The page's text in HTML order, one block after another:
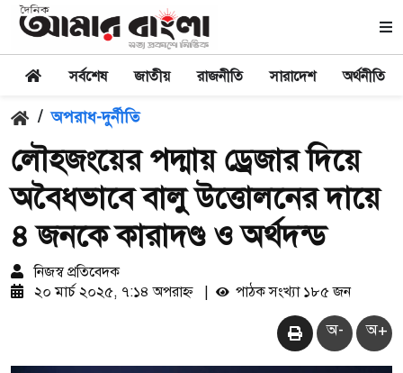
সর্বশেষ জাতীয় রাজনীতি সারাদেশ অর্থনীতি
/ অপরাধ-দুর্নীতি
লৌহজংয়ের পদ্মায় ড্রেজার দিয়ে
অবৈধভাবে বালু উত্তোলনের দায়ে
৪ জনকে কারাদণ্ড ও অর্থদন্ড
নিজস্ব প্রতিবেদক
২০ মার্চ ২০২৫, ৭:১৪ অপরাহ্ন
পাঠক সংখ্যা ১৮৫ জন
অ- অ+